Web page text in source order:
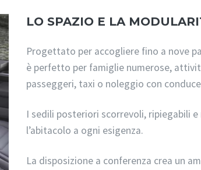
LO SPAZIO E LA
Progettato per accogliere fino a nove
è perfetto per famiglie numerose,
passeggeri, taxi o noleggio con
I sedili posteriori scorrevoli, ripiegabili
l’abitacolo a ogni esigenza.
La disposizione a conferenza crea un